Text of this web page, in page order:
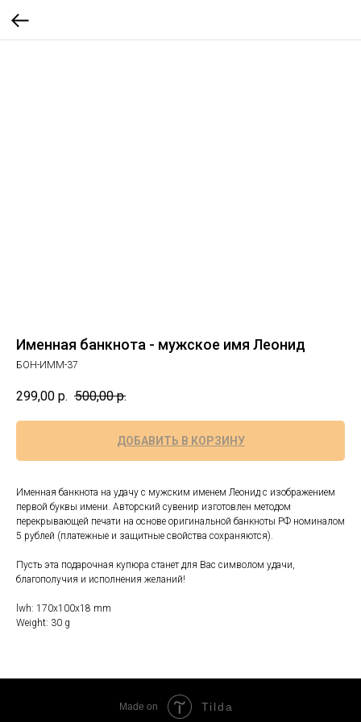
Именная банкнота - мужское имя Леонид
БОН-ИММ-37
299,00 р. 500,00 р.
ДОБАВИТЬ В КОРЗИНУ
Именная банкнота на удачу с мужским именем Леонид с изображением
первой буквы имени. Авторский сувенир изготовлен методом
перекрывающей печати на основе оригинальной банкноты РФ номиналом
5 рублей (платежные и защитные свойства сохраняются).
Пусть эта подарочная купюра станет для Вас символом удачи,
благополучия и исполнения желаний!
lwh: 170x100x18 mm
Weight: 30 g
Made on Tilda